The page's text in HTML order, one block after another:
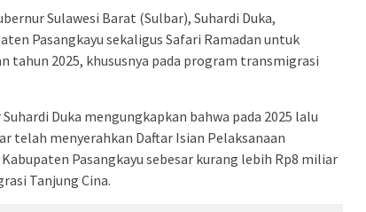
Sulawesi Barat (Sulbar), Suhardi Duka,
Pasangkayu sekaligus Safari Ramadan untuk
tahun 2025, khususnya pada program transmigrasi
Duka mengungkapkan bahwa pada 2025 lalu
telah menyerahkan Daftar Isian Pelaksanaan
Pasangkayu sebesar kurang lebih Rp8 miliar
Tanjung Cina.